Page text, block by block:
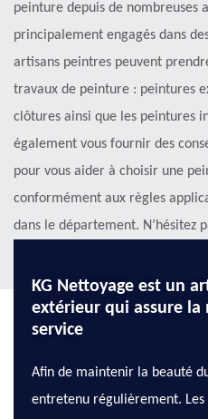
peinture depuis de nombreuses
principalement engagés dans
artisans peintres peuvent
travaux de peinture : peintures
clôtures ainsi que les peintures
également vous fournir des
pour vous aider à choisir une
conformément aux règles
dans le département. N’hésitez
KG Nettoyage est un
extérieur qui assure
service
Afin de maintenir la beauté
entretenu régulièrement. Les